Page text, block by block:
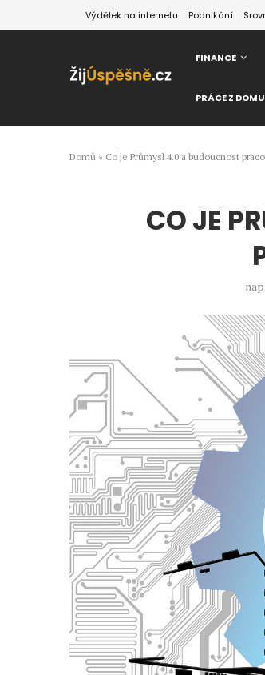
Výdělek na internetu Podnikání
FINANCE
PRÁCE Z DOMU
Domů » Co je Průmysl 4.0 a budoucnost
CO JE